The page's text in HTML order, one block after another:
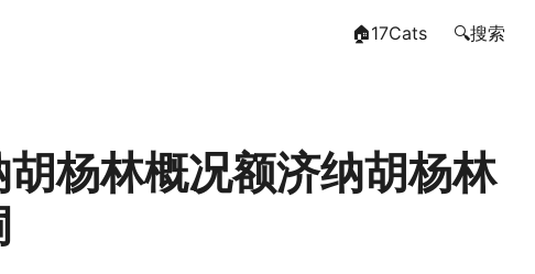
🏠17Cats 🔍搜索
杨林概况额济纳胡杨林